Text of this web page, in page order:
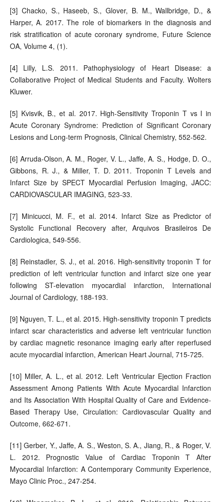
[3] Chacko, S., Haseeb, S., Glover, B. M., Wallbridge, D., &
Harper, A. 2017. The role of biomarkers in the diagnosis and
risk stratification of acute coronary syndrome, Future Science
OA, Volume 4, (1).
[4] Lilly, L.S. 2011. Pathophysiology of Heart Disease: a
Collaborative Project of Medical Students and Faculty. Wolters
Kluwer.
[5] Kvisvik, B., et al. 2017. High-Sensitivity Troponin T vs I in
Acute Coronary Syndrome: Prediction of Significant Coronary
Lesions and Long-term Prognosis, Clinical Chemistry, 552-562.
[6] Arruda-Olson, A. M., Roger, V. L., Jaffe, A. S., Hodge, D. O.,
Gibbons, R. J., & Miller, T. D. 2011. Troponin T Levels and
Infarct Size by SPECT Myocardial Perfusion Imaging, JACC:
CARDIOVASCULAR IMAGING, 523-33.
[7] Minicucci, M. F., et al. 2014. Infarct Size as Predictor of
Systolic Functional Recovery after, Arquivos Brasileiros De
Cardiologica, 549-556.
[8] Reinstadler, S. J., et al. 2016. High-sensitivity troponin T for
prediction of left ventricular function and infarct size one year
following ST-elevation myocardial infarction, International
Journal of Cardiology, 188-193.
[9] Nguyen, T. L., et al. 2015. High-sensitivity troponin T predicts
infarct scar characteristics and adverse left ventricular function
by cardiac magnetic resonance imaging early after reperfused
acute myocardial infarction, American Heart Journal, 715-725.
[10] Miller, A. L., et al. 2012. Left Ventricular Ejection Fraction
Assessment Among Patients With Acute Myocardial Infarction
and Its Association With Hospital Quality of Care and Evidence-
Based Therapy Use, Circulation: Cardiovascular Quality and
Outcome, 662-671.
[11] Gerber, Y., Jaffe, A. S., Weston, S. A., Jiang, R., & Roger, V.
L. 2012. Prognostic Value of Cardiac Troponin T After
Myocardial Infarction: A Contemporary Community Experience,
Mayo Clinic Proc., 247-254.